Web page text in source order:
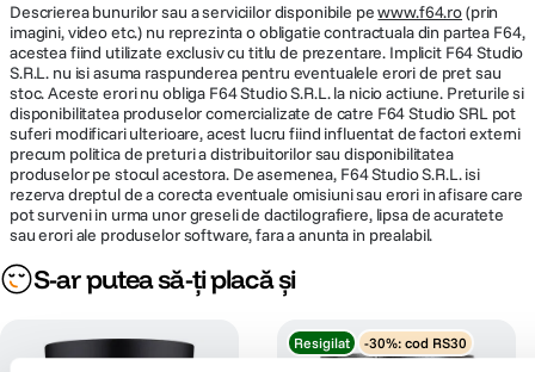
Descrierea bunurilor sau a serviciilor disponibile pewww.f64.ro(prin
imagini, video etc.) nu reprezinta o obligatie contractuala din partea F64,
acestea fiind utilizate exclusiv cu titlu de prezentare. Implicit F64 Studio
S.R.L. nu isi asuma raspunderea pentru eventualele erori de pret sau
stoc. Aceste erori nu obliga F64 Studio S.R.L. la nicio actiune. Preturile si
disponibilitatea produselor comercializate de catre F64 Studio SRL pot
suferi modificari ulterioare, acest lucru fiind influentat de factori externi
precum politica de preturi a distribuitorilor sau disponibilitatea
produselor pe stocul acestora. De asemenea, F64 Studio S.R.L. isi
rezerva dreptul de a corecta eventuale omisiuni sau erori in afisare care
pot surveni in urma unor greseli de dactilografiere, lipsa de acuratete
sau erori ale produselor software, fara a anunta in prealabil.
S-ar putea să-ți placă și
Resigilat -30%: cod RS30